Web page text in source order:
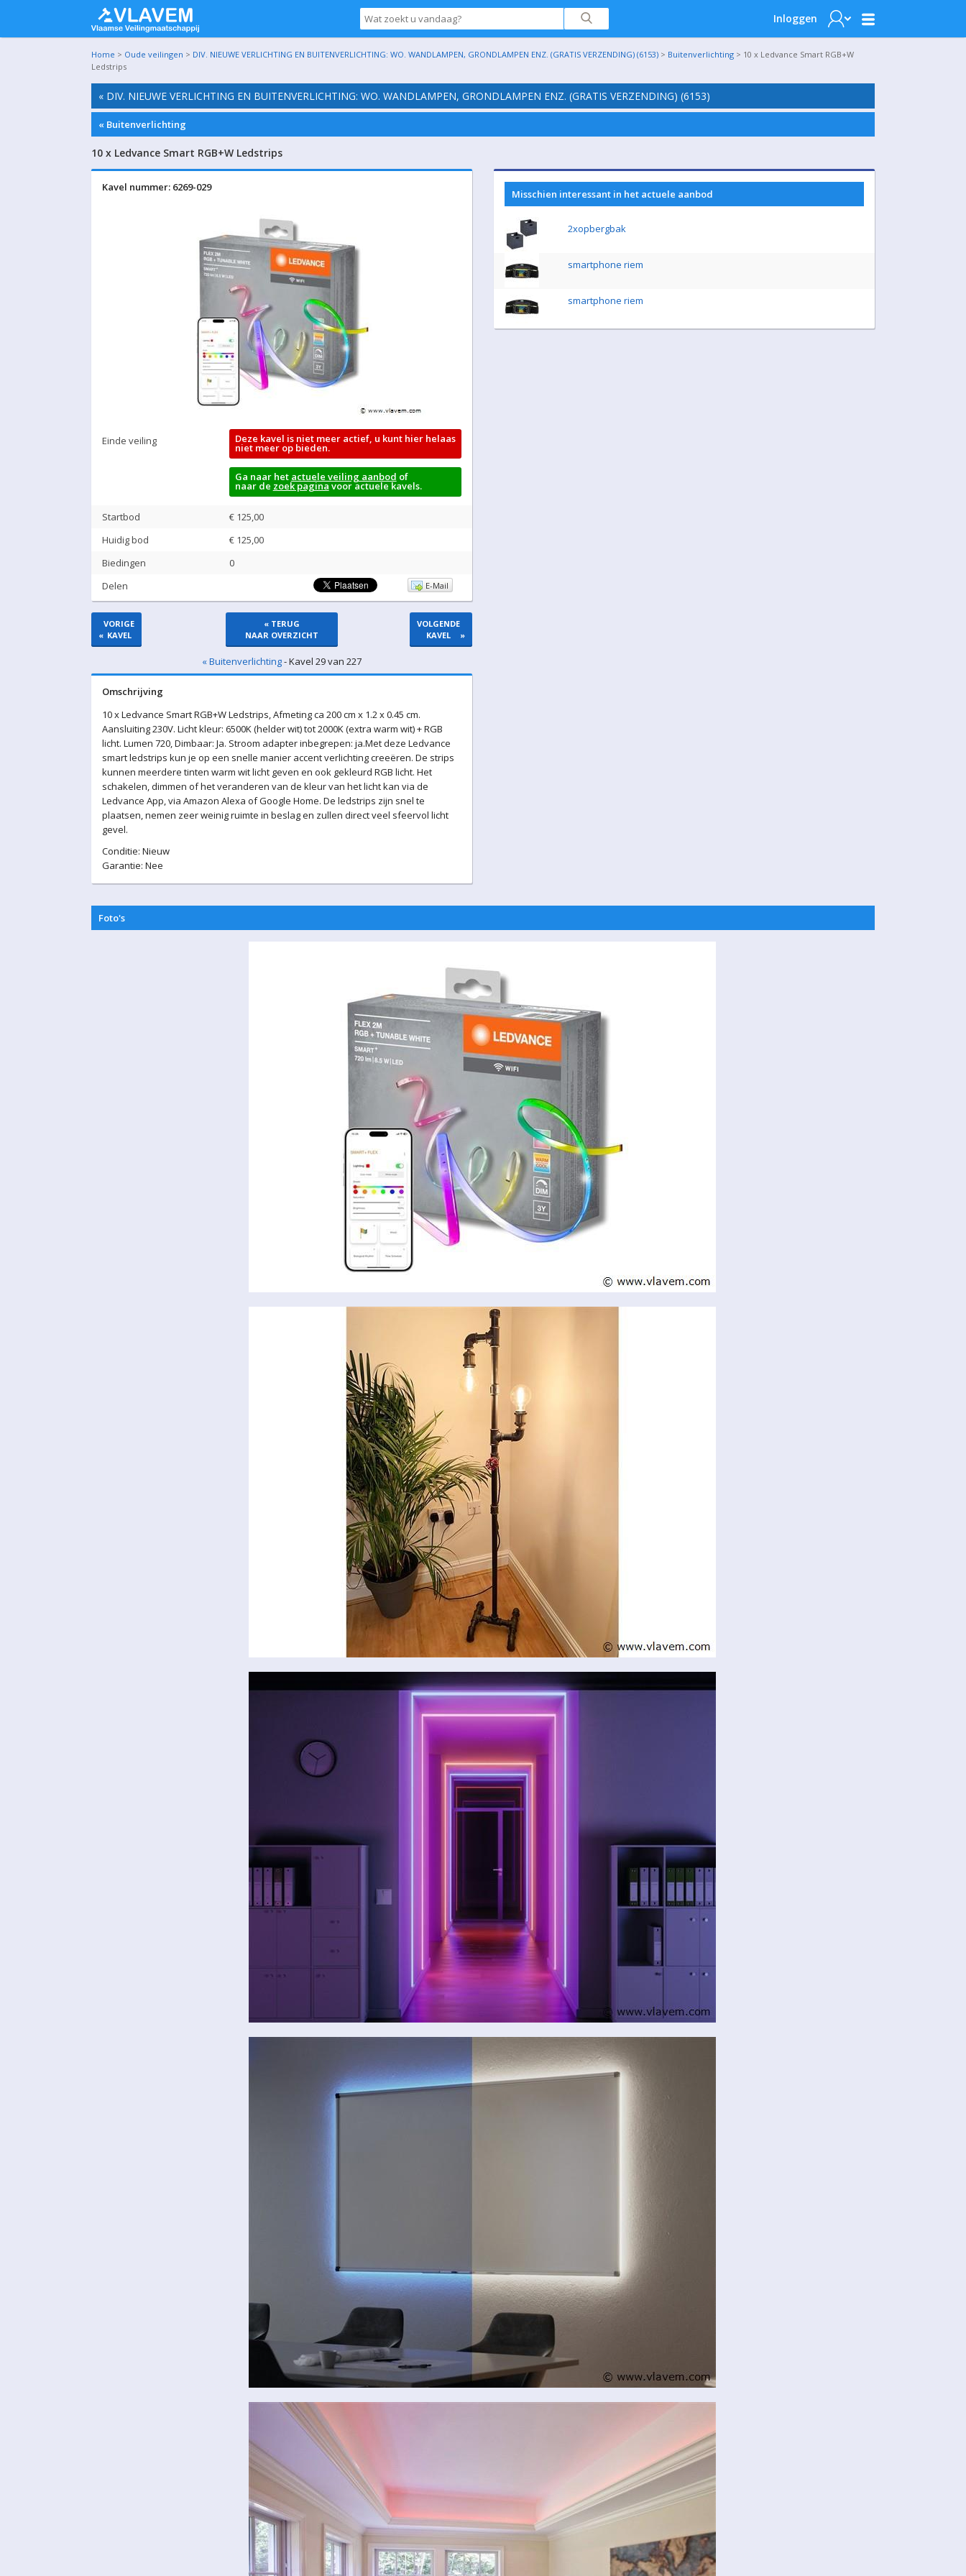
Inloggen
Home > Oude veilingen > DIV. NIEUWE VERLICHTING EN BUITENVERLICHTING: WO. WANDLAMPEN, GRONDLAMPEN ENZ. (GRATIS VERZENDING) (6153) > Buitenverlichting > 10 x Ledvance Smart RGB+W
Ledstrips
« DIV. NIEUWE VERLICHTING EN BUITENVERLICHTING: WO. WANDLAMPEN, GRONDLAMPEN ENZ. (GRATIS VERZENDING) (6153)
« Buitenverlichting
10 x Ledvance Smart RGB+W Ledstrips
Kavel nummer: 6269-029
Einde veiling Deze kavel is niet meer actief, u kunt hier helaas
niet meer op bieden.
Ga naar het actuele veiling aanbod of
naar de zoek paginavoor actuele kavels.
Startbod
€ 125,00
Huidig bod
€ 125,00
Biedingen
0
Delen
E-Mail
«
VORIGE
KAVEL
« TERUG
NAAR OVERZICHT
VOLGENDE
KAVEL
»
« Buitenverlichting- Kavel 29 van 227
Omschrijving
10 x Ledvance Smart RGB+W Ledstrips, Afmeting ca 200 cm x 1.2 x 0.45 cm.
Aansluiting 230V. Licht kleur: 6500K (helder wit) tot 2000K (extra warm wit) + RGB
licht. Lumen 720, Dimbaar: Ja. Stroom adapter inbegrepen: ja.Met deze Ledvance
smart ledstrips kun je op een snelle manier accent verlichting creeëren. De strips
kunnen meerdere tinten warm wit licht geven en ook gekleurd RGB licht. Het
schakelen, dimmen of het veranderen van de kleur van het licht kan via de
Ledvance App, via Amazon Alexa of Google Home. De ledstrips zijn snel te
plaatsen, nemen zeer weinig ruimte in beslag en zullen direct veel sfeervol licht
gevel.
Conditie: Nieuw
Garantie: Nee
Misschien interessant in het actuele aanbod
2xopbergbak
smartphone riem
smartphone riem
Foto's